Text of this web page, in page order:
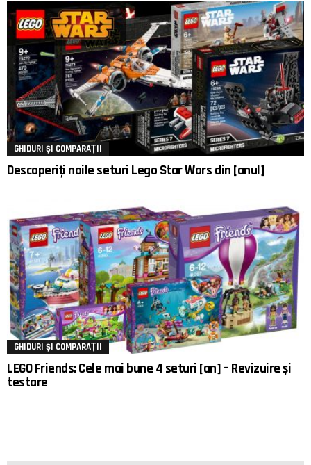
GHIDURI ȘI COMPARAȚII
Descoperiți noile seturi Lego Star Wars din [anul]
GHIDURI ȘI COMPARAȚII
LEGO Friends: Cele mai bune 4 seturi [an] – Revizuire și
testare